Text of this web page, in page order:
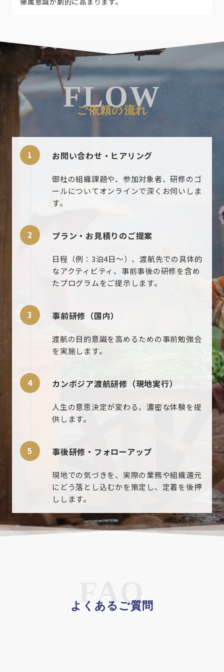
FLOW
ご依頼の流れ
お問い合わせ・ヒアリング
御社の組織課題や、参加対象者、研修のゴ
ールについてオンラインで深くお伺いしま
す。
プラン・お見積りのご提案
日程（例：3泊4日〜）、渡航先での具体的
なアクティビティ、事前事後の研修を含め
たプログラムをご提示します。
事前研修（国内）
渡航の目的意識を高めるための事前勉強会
を実施します。
カンボジア渡航研修（現地実行）
人生の意思決定が変わる、濃密な体験を提
供します。
事後研修・フォローアップ
現地での気づきを、実際の業務や組織還元
にどう落とし込むかを策定し、定着を後押
しします。
FAQ
よくあるご質問